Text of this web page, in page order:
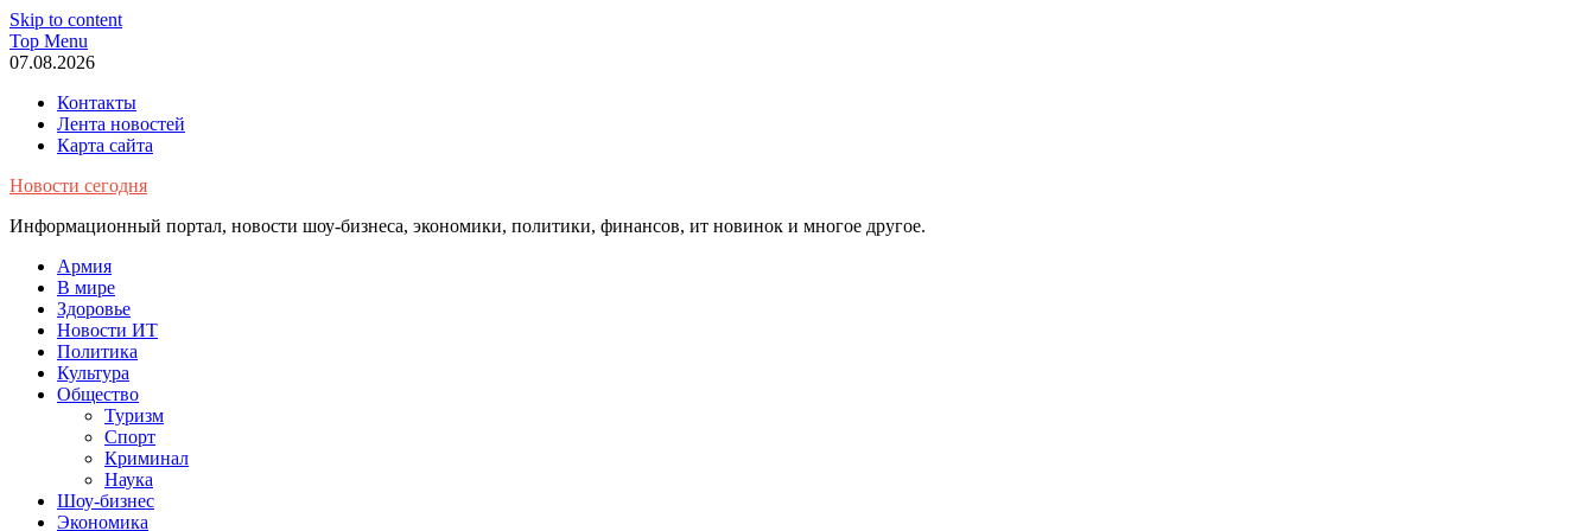
Skip to content
Top Menu
07.08.2026
Контакты
Лента новостей
Карта сайта
Новости сегодня
Информационный портал, новости шоу-бизнеса, экономики, политики, финансов, ит новинок и многое другое.
Армия
В мире
Здоровье
Новости ИТ
Политика
Культура
Общество
Туризм
Спорт
Криминал
Наука
Шоу-бизнес
Экономика